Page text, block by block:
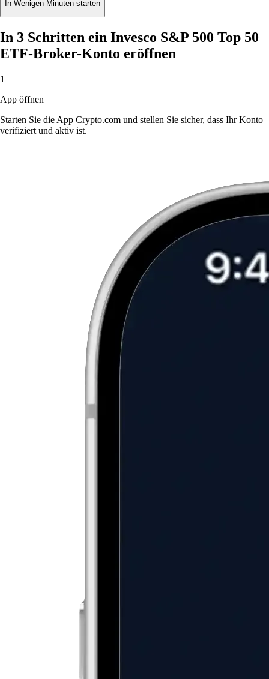
In Wenigen Minuten starten
In 3 Schritten ein Invesco S&P 500 Top 50
ETF-Broker-Konto eröffnen
1
App öffnen
Starten Sie die App Crypto.com und stellen Sie sicher, dass Ihr Konto
verifiziert und aktiv ist.